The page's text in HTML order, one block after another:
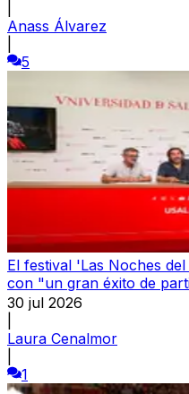
Anass Álvarez
5
El festival 'Las Noches
con "un gran éxito de
30 jul 2026
Laura Cenalmor
1